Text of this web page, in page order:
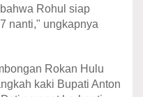
Rohul siap
nanti," ungkapnya
Rokan Hulu
kaki Bupati Anton